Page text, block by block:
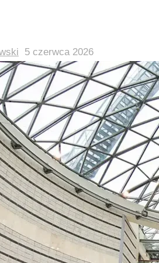
5 czerwca 2026